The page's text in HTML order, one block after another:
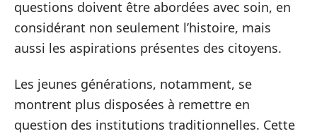
questions doivent être abordées avec soin, en
considérant non seulement l’histoire, mais
aussi les aspirations présentes des citoyens.
Les jeunes générations, notamment, se
montrent plus disposées à remettre en
question des institutions traditionnelles. Cette